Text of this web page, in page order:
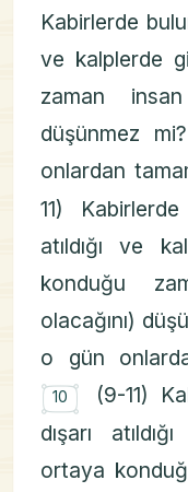
Kabirlerde
ve kalplerde
zaman
düşünmez
onlardan
11)
atıldığı ve
konduğu
olacağını)
o gün
۝
10
(9-11)
dışarı
ortaya